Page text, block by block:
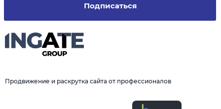
Продвижение и раскрутка сайта от профессионалов
Подписаться